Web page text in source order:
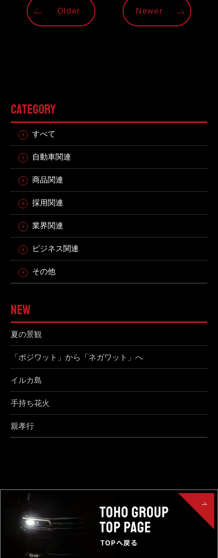
Older Newer
CATEGORY
すべて
自動車関連
商品関連
採用関連
業界関連
ビジネス関連
その他
NEW
夏の景観
「ポジワット」から「ネガワット」へ
イルカ島
手持ち花火
親孝行